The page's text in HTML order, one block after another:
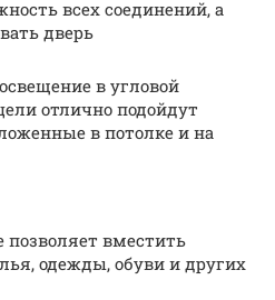
всех соединений, а
дверь
в угловой
отлично подойдут
в потолке и на
позволяет вместить
одежды, обуви и других